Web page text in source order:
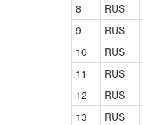
8
RUS
9
RUS
10
RUS
11
RUS
12
RUS
13
RUS